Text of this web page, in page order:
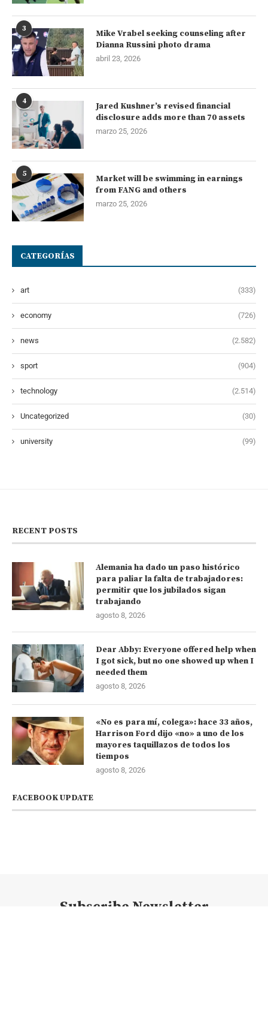
3
Mike Vrabel seeking counseling after
Dianna Russini photo drama
abril 23, 2026
4
Jared Kushner’s revised financial
disclosure adds more than 70 assets
marzo 25, 2026
5
Market will be swimming in earnings
from FANG and others
marzo 25, 2026
CATEGORÍAS
art (333)
economy (726)
news (2.582)
sport (904)
technology (2.514)
Uncategorized (30)
university (99)
RECENT POSTS
Alemania ha dado un paso histórico
para paliar la falta de trabajadores:
permitir que los jubilados sigan
trabajando
agosto 8, 2026
Dear Abby: Everyone offered help when
I got sick, but no one showed up when I
needed them
agosto 8, 2026
«No es para mí, colega»: hace 33 años,
Harrison Ford dijo «no» a uno de los
mayores taquillazos de todos los
tiempos
agosto 8, 2026
FACEBOOK UPDATE
Subscribe Newsletter